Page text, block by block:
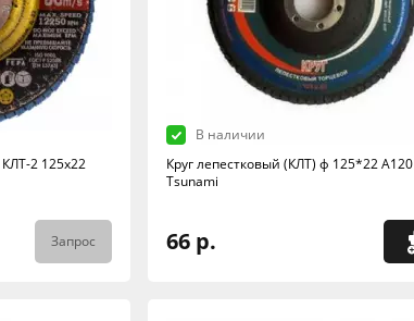
2 125х22
Запрос
В наличии
Круг лепестковый (КЛТ) ф 125*22 А120
Tsunami
66 р.